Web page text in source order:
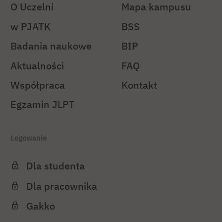
O Uczelni
w PJATK
Badania naukowe
Aktualności
Współpraca
Egzamin JLPT
Mapa kampusu
BSS
BIP
FAQ
Kontakt
Logowanie
Dla studenta
Dla pracownika
Gakko